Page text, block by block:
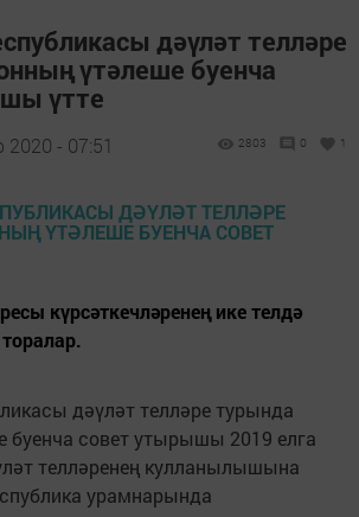
дәүләт телләре
үтәлеше буенча
үтте
- 07:51 2803 0 1
күрсәткечләренең ике телдә
дәүләт телләре турында
буенча совет утырышы 2019 елга
телләренең кулланылышына
урамнарында